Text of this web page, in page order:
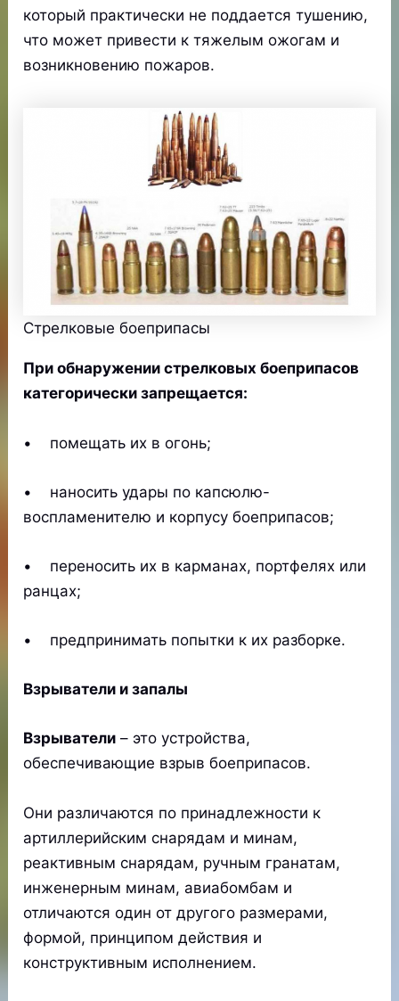
который практически не поддается тушению,
что может привести к тяжелым ожогам и
возникновению пожаров.
Стрелковые боеприпасы
При обнаружении стрелковых боеприпасов
категорически запрещается:
• помещать их в огонь;
• наносить удары по капсюлю-
воспламенителю и корпусу боеприпасов;
• переносить их в карманах, портфелях или
ранцах;
• предпринимать попытки к их разборке.
Взрыватели и запалы
Взрыватели – это устройства,
обеспечивающие взрыв боеприпасов.
Они различаются по принадлежности к
артиллерийским снарядам и минам,
реактивным снарядам, ручным гранатам,
инженерным минам, авиабомбам и
отличаются один от другого размерами,
формой, принципом действия и
конструктивным исполнением.